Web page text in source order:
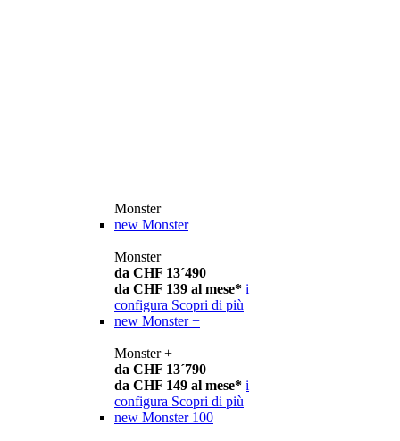
Monster
new Monster
Monster
da CHF 13´490
da CHF 139 al mese* i
configura Scopri di più
new Monster +
Monster +
da CHF 13´790
da CHF 149 al mese* i
configura Scopri di più
new Monster 100